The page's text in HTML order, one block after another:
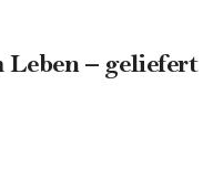
Leben – geliefert